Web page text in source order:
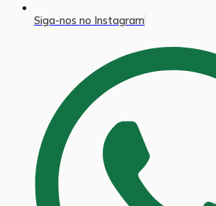
Siga-nos no Instagram